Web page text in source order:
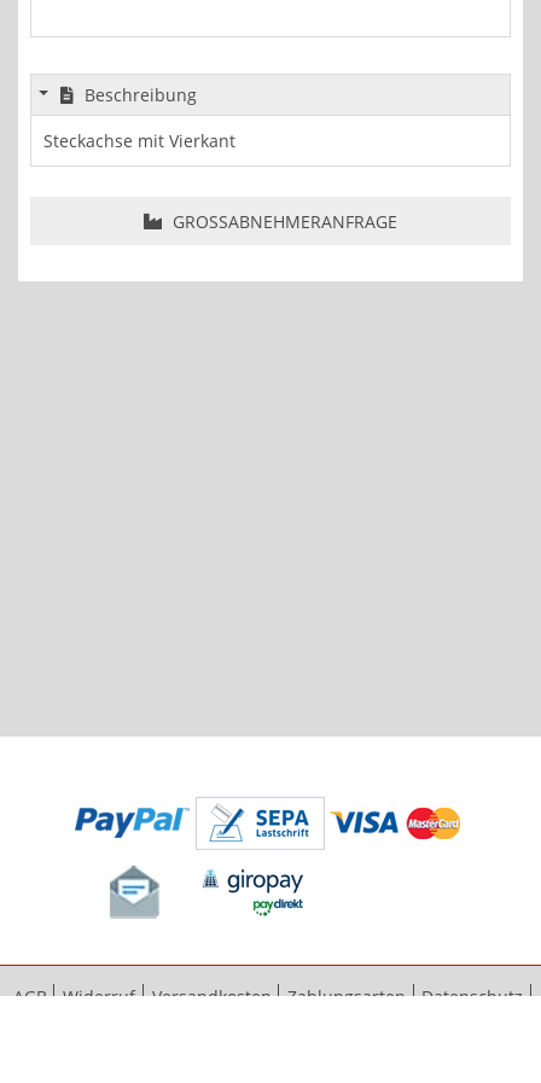
Beschreibung
Steckachse mit Vierkant
GROSSABNEHMERANFRAGE
AGB Widerruf Versandkosten Zahlungsarten
Datenschutz